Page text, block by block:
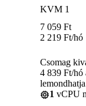
KVM 1
7 059 Ft
2 219 Ft/hó
Csomag
4 839 Ft/hó
1 vCPU